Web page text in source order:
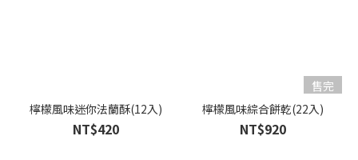
檸檬風味迷你法蘭酥(12入)
NT$420
售完
檸檬風味綜合餅乾(22入)
NT$920